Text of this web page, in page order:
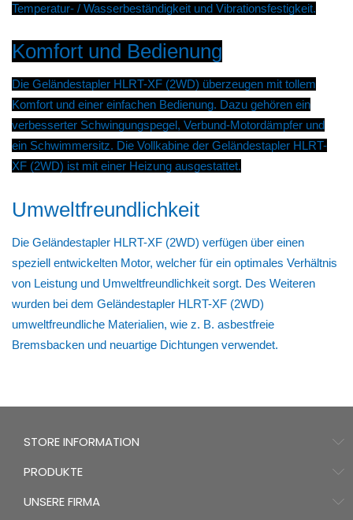
Temperatur- / Wasserbeständigkeit und Vibrationsfestigkeit.
Komfort und Bedienung
Die Geländestapler HLRT-XF (2WD) überzeugen mit tollem
Komfort und einer einfachen Bedienung. Dazu gehören ein
verbesserter Schwingungspegel, Verbund-Motordämpfer und
ein Schwimmersitz. Die Vollkabine der Geländestapler HLRT-
XF (2WD) ist mit einer Heizung ausgestattet.
Umweltfreundlichkeit
Die Geländestapler HLRT-XF (2WD) verfügen über einen
speziell entwickelten Motor, welcher für ein optimales Verhältnis
von Leistung und Umweltfreundlichkeit sorgt. Des Weiteren
wurden bei dem Geländestapler HLRT-XF (2WD)
umweltfreundliche Materialien, wie z. B. asbestfreie
Bremsbacken und neuartige Dichtungen verwendet.
STORE INFORMATION
PRODUKTE
UNSERE FIRMA